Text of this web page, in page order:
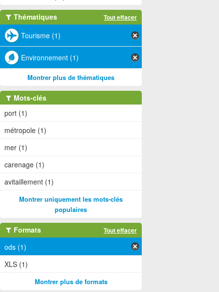
Thématiques Tout effacer
Tourisme (1)
Environnement (1)
Montrer plus de thématiques
Mots-clés
port (1)
métropole (1)
mer (1)
carenage (1)
avitaillement (1)
Montrer uniquement les mots-clés
populaires
Formats Tout effacer
ods (1)
XLS (1)
Montrer plus de formats